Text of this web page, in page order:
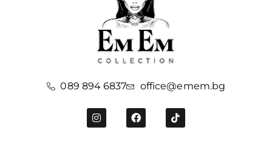
089 894 6837 office@emem.bg